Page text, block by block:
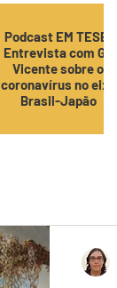
Podcast EM TESE!
Entrevista com Gil
Vicente sobre o
coronavírus no eixo
Brasil-Japão